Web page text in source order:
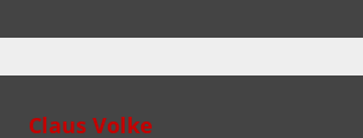
Claus Volke